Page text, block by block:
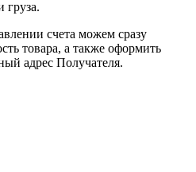
груза.
счета можем сразу
товара, а также оформить
адрес Получателя.